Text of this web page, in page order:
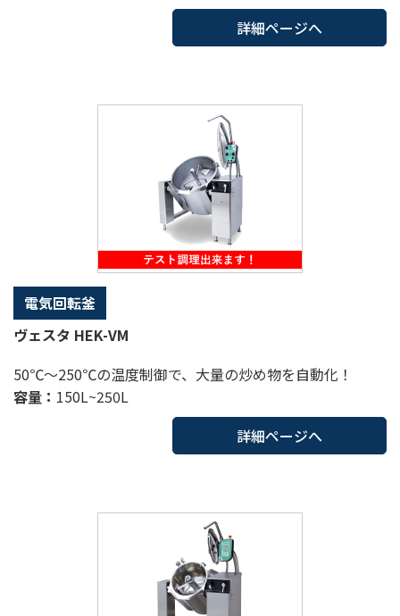
詳細ページへ
電気回転釜
ヴェスタ HEK-VM
50℃～250℃の温度制御で、大量の炒め物を自動化！
容量： 150L~250L
詳細ページへ